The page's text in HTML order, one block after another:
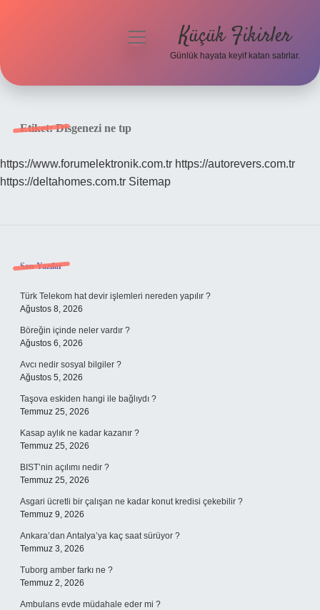
Hakkımızda
menüyü
Küçük Fikirler
Günlük hayata keyif katan satırlar.
Etiket:Disgenezi ne tıp
https://www.forumelektronik.com.tr https://autorevers.com.tr
https://deltahomes.com.tr Sitemap
Sidebar
Son Yazılar
Türk Telekom hat devir işlemleri nereden yapılır ?
Ağustos 8, 2026
Böreğin içinde neler vardır ?
Ağustos 6, 2026
Avcı nedir sosyal bilgiler ?
Ağustos 5, 2026
Taşova eskiden hangi ile bağlıydı ?
Temmuz 25, 2026
Kasap aylık ne kadar kazanır ?
Temmuz 25, 2026
BIST’nin açılımı nedir ?
Temmuz 25, 2026
Asgari ücretli bir çalışan ne kadar konut kredisi çekebilir ?
Temmuz 9, 2026
Ankara’dan Antalya’ya kaç saat sürüyor ?
Temmuz 3, 2026
Tuborg amber farkı ne ?
Temmuz 2, 2026
Ambulans evde müdahale eder mi ?